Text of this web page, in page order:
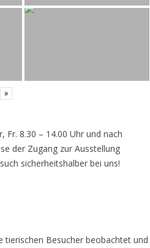
»
Fr. 8.30 – 14.00 Uhr und nach
der Zugang zur Ausstellung
sicherheitshalber bei uns!
tierischen Besucher beobachtet und